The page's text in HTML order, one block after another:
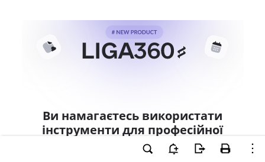
Ви намагаєтесь використати
інструменти для професійної
роботи з документом.
Ці можливості доступні тільки користувачам